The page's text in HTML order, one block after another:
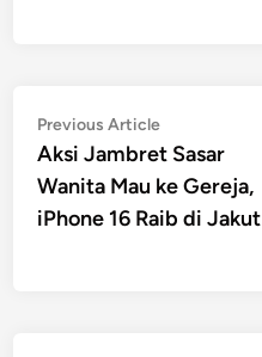
Post
navigation
Previous ArticlePrevious
article:
Aksi Jambret Sasar
Wanita Mau ke Gereja,
iPhone 16 Raib di Jakut